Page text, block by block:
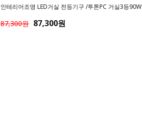
인테리어조명 LED거실 전등기구 /투톤PC 거실3등90W
87,300원 87,300원